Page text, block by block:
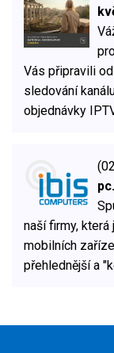
Vás připravili
sledování
objednávky
naší firmy,
mobilních
přehlednější a